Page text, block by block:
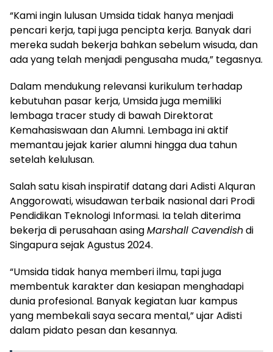
“Kami ingin lulusan Umsida tidak hanya menjadi
pencari kerja, tapi juga pencipta kerja. Banyak dari
mereka sudah bekerja bahkan sebelum wisuda, dan
ada yang telah menjadi pengusaha muda,” tegasnya.
Dalam mendukung relevansi kurikulum terhadap
kebutuhan pasar kerja, Umsida juga memiliki
lembaga tracer study di bawah Direktorat
Kemahasiswaan dan Alumni. Lembaga ini aktif
memantau jejak karier alumni hingga dua tahun
setelah kelulusan.
Salah satu kisah inspiratif datang dari Adisti Alquran
Anggorowati, wisudawan terbaik nasional dari Prodi
Pendidikan Teknologi Informasi. Ia telah diterima
bekerja di perusahaan asingMarshall Cavendishdi
Singapura sejak Agustus 2024.
“Umsida tidak hanya memberi ilmu, tapi juga
membentuk karakter dan kesiapan menghadapi
dunia profesional. Banyak kegiatan luar kampus
yang membekali saya secara mental,” ujar Adisti
dalam pidato pesan dan kesannya.